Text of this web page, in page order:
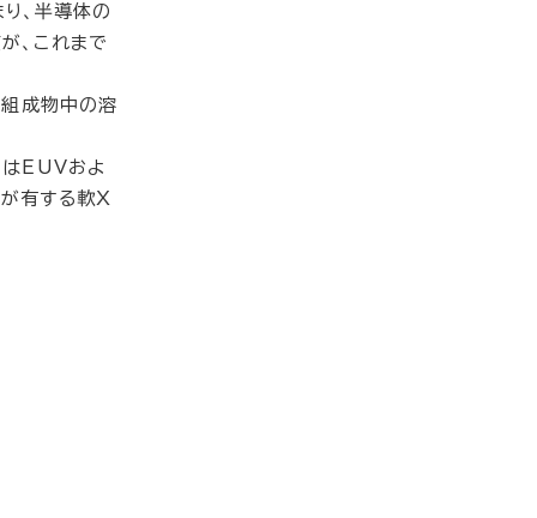
、半導体の
、これまで
成物中の溶
はEUVおよ
有する軟X